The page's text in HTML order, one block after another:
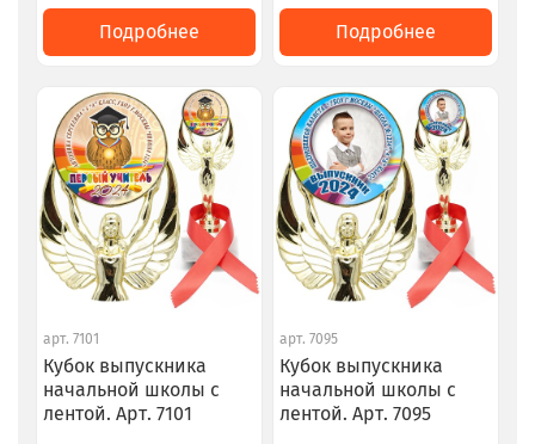
Подробнее Подробнее
арт. 7101
Кубок выпускника
начальной школы с
лентой. Арт. 7101
арт. 7095
Кубок выпускника
начальной школы с
лентой. Арт. 7095